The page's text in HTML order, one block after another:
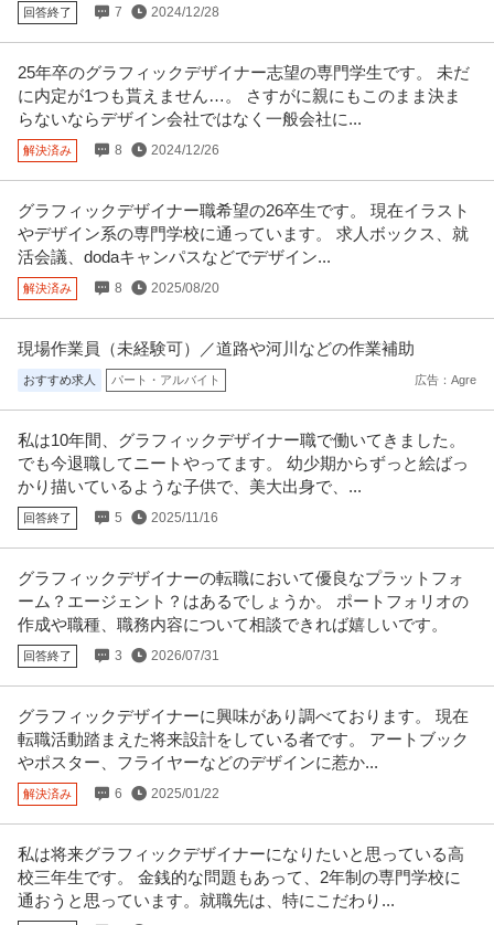
回答終了 7 2024/12/28
25年卒のグラフィックデザイナー志望の専門学生です。 未だ
に内定が1つも貰えません…。 さすがに親にもこのまま決ま
らないならデザイン会社ではなく一般会社に...
解決済み 8 2024/12/26
グラフィックデザイナー職希望の26卒生です。 現在イラスト
やデザイン系の専門学校に通っています。 求人ボックス、就
活会議、dodaキャンパスなどでデザイン...
解決済み 8 2025/08/20
現場作業員（未経験可）／道路や河川などの作業補助
おすすめ求人 パート・アルバイト 広告：Agre
私は10年間、グラフィックデザイナー職で働いてきました。
でも今退職してニートやってます。 幼少期からずっと絵ばっ
かり描いているような子供で、美大出身で、...
回答終了 5 2025/11/16
グラフィックデザイナーの転職において優良なプラットフォ
ーム？エージェント？はあるでしょうか。 ポートフォリオの
作成や職種、職務内容について相談できれば嬉しいです。
回答終了 3 2026/07/31
グラフィックデザイナーに興味があり調べております。 現在
転職活動踏まえた将来設計をしている者です。 アートブック
やポスター、フライヤーなどのデザインに惹か...
解決済み 6 2025/01/22
私は将来グラフィックデザイナーになりたいと思っている高
校三年生です。 金銭的な問題もあって、2年制の専門学校に
通おうと思っています。就職先は、特にこだわり...